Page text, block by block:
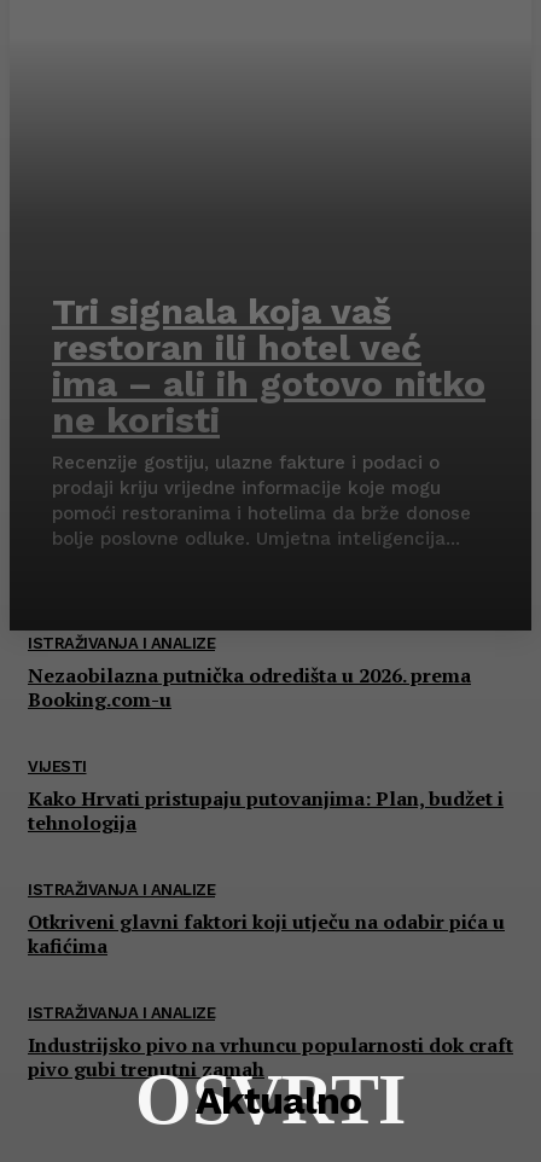
Tri signala koja vaš
restoran ili hotel već
ima – ali ih gotovo nitko
ne koristi
Recenzije gostiju, ulazne fakture i podaci o
prodaji kriju vrijedne informacije koje mogu
pomoći restoranima i hotelima da brže donose
bolje poslovne odluke. Umjetna inteligencija...
ISTRAŽIVANJA I ANALIZE
Nezaobilazna putnička odredišta u 2026. prema
Booking.com-u
VIJESTI
Kako Hrvati pristupaju putovanjima: Plan, budžet i
tehnologija
ISTRAŽIVANJA I ANALIZE
Otkriveni glavni faktori koji utječu na odabir pića u
kafićima
ISTRAŽIVANJA I ANALIZE
Industrijsko pivo na vrhuncu popularnosti dok craft
pivo gubi trenutni zamah
Aktualno
OSVRTI